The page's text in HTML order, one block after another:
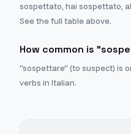
sospettato, hai sospettato,
See the full table above.
How common is
"sospettare" (to suspect) is
verbs in Italian.